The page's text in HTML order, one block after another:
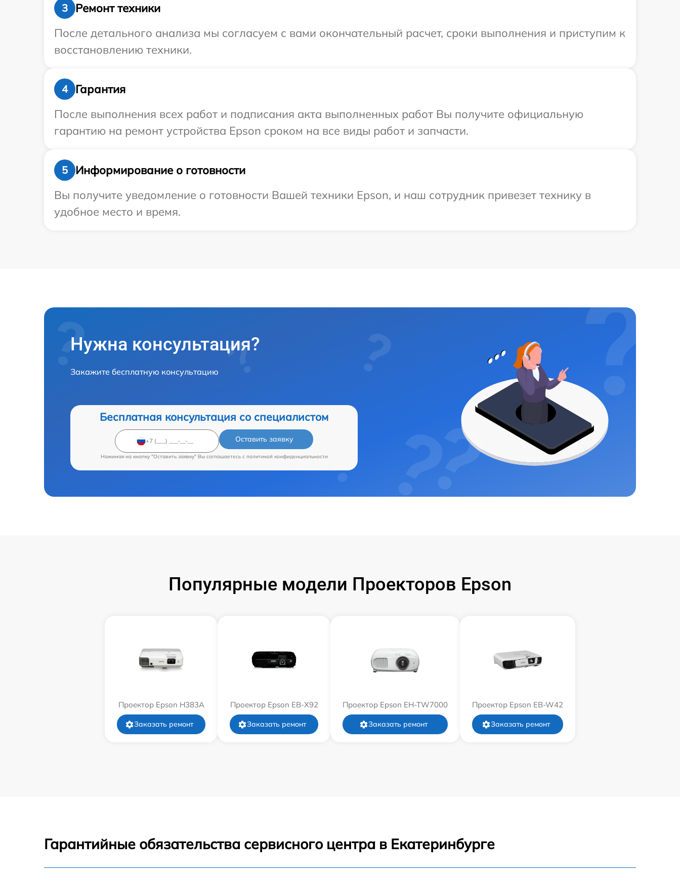
3
Ремонт техники
После детального анализа мы согласуем с вами окончательный расчет, сроки выполнения и приступим к
восстановлению техники.
4
Гарантия
После выполнения всех работ и подписания акта выполненных работ Вы получите официальную
гарантию на ремонт устройства Epson сроком на все виды работ и запчасти.
5
Информирование о готовности
Вы получите уведомление о готовности Вашей техники Epson, и наш сотрудник привезет технику в
удобное место и время.
Нужна консультация?
Закажите бесплатную консультацию
Бесплатная консультация со специалистом
Оставить заявку
Нажимая на кнопку "Оставить заявку" Вы соглашаетесь c политикой конфиденциальности
Популярные модели Проекторов Epson
Проектор Epson H383A
Заказать ремонт
Проектор Epson EB-X92
Заказать ремонт
Проектор Epson EH-TW7000
Заказать ремонт
Проектор Epson EB-W42
Заказать ремонт
Гарантийные обязательства сервисного центра в Екатеринбурге